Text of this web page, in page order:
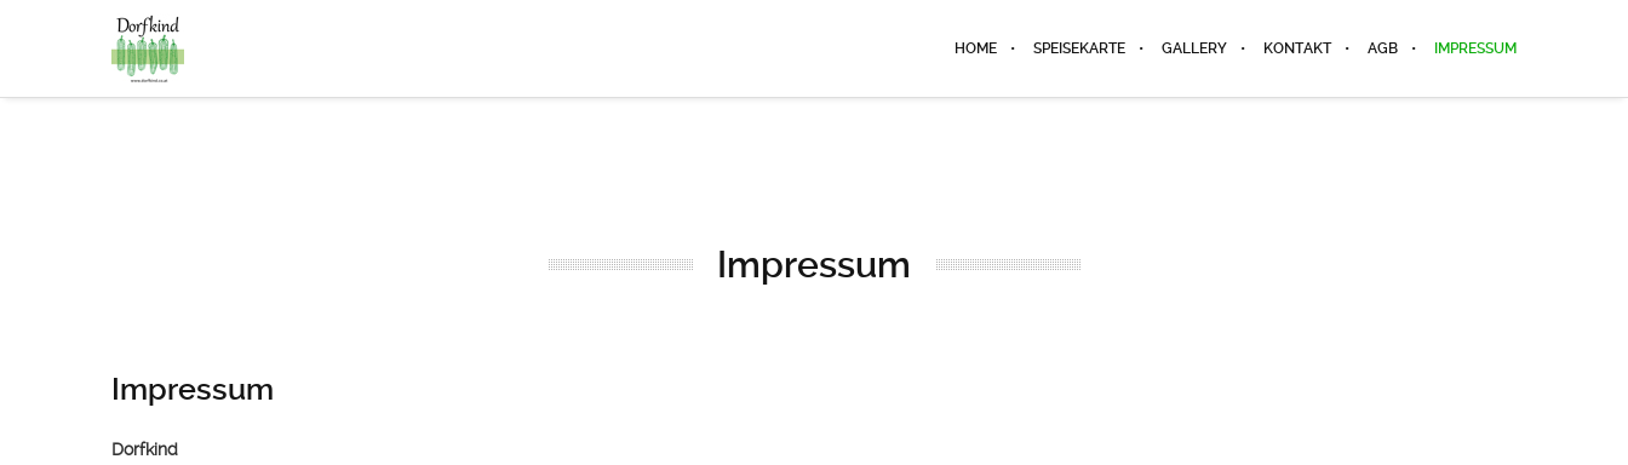
HOME SPEISEKARTE GALLERY KONTAKT AGB IMPRESSUM
Impressum
Impressum
Dorfkind